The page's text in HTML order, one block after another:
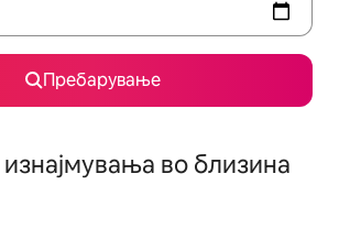
Пребарување
во близина